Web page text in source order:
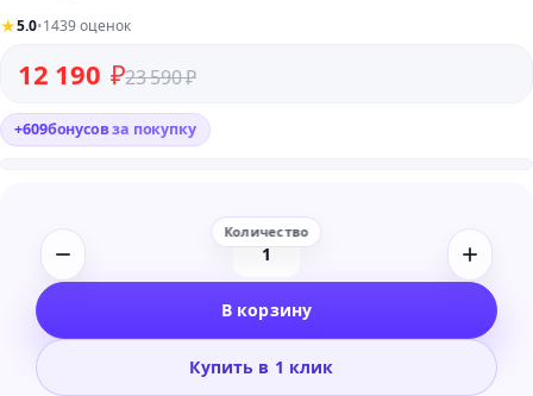
★5.0•1439 оценок
23 590₽
Первоначальная цена составляла 23 590 ₽.
12 190 ₽
Текущая цена: 12 190 ₽.
+609бонусовза покупку
Количество
Arturia
Peak
В корзину
Купить в 1 клик